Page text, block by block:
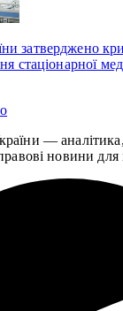
стаціонарної
—
новини